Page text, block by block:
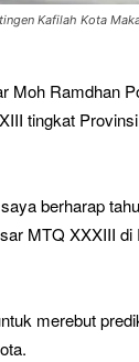
Kafilah Kota
Moh Ramdhan
tingkat
berharap
MTQ XXXIII
merebut